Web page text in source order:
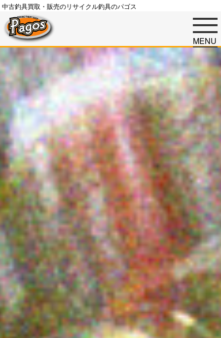
中古釣具買取・販売のリサイクル釣具のパゴス
MENU